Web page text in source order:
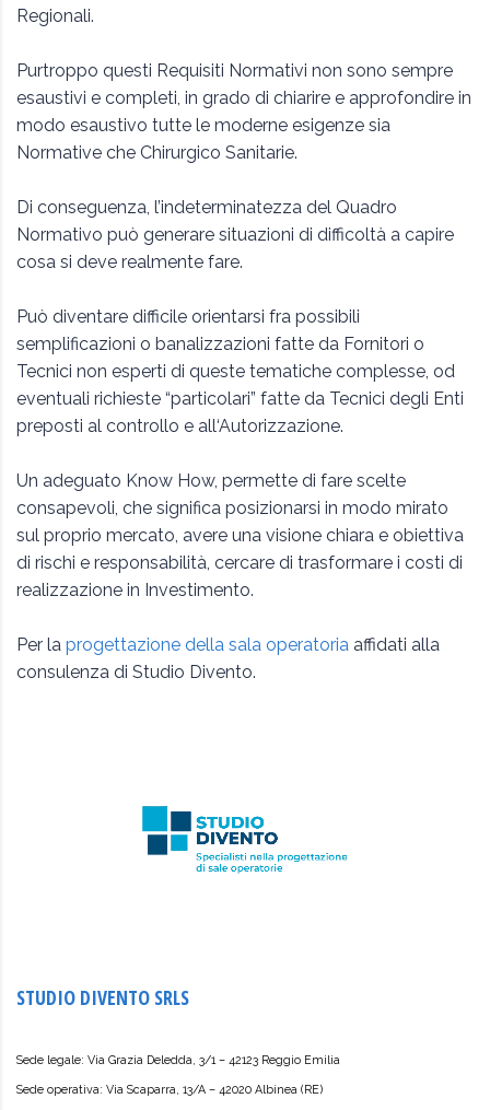
Regionali.
Purtroppo questi Requisiti Normativi non sono sempre
esaustivi e completi, in grado di chiarire e approfondire in
modo esaustivo tutte le moderne esigenze sia
Normative che Chirurgico Sanitarie.
Di conseguenza, l’indeterminatezza del Quadro
Normativo può generare situazioni di difficoltà a capire
cosa si deve realmente fare.
Può diventare difficile orientarsi fra possibili
semplificazioni o banalizzazioni fatte da Fornitori o
Tecnici non esperti di queste tematiche complesse, od
eventuali richieste “particolari” fatte da Tecnici degli Enti
preposti al controllo e all‘Autorizzazione.
Un adeguato Know How, permette di fare scelte
consapevoli, che significa posizionarsi in modo mirato
sul proprio mercato, avere una visione chiara e obiettiva
di rischi e responsabilità, cercare di trasformare i costi di
realizzazione in Investimento.
Per la progettazione della sala operatoria affidati alla
consulenza di Studio Divento.
STUDIO DIVENTO SRLS
Sede legale: Via Grazia Deledda, 3/1 – 42123 Reggio Emilia
Sede operativa: Via Scaparra, 13/A – 42020 Albinea (RE)